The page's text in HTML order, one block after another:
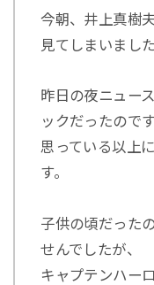
今朝、井上真樹
見てしまいました
昨日の夜ニュー
ックだったのです
思っている以上
す。
子供の頃だった
せんでしたが、
キャプテンハー